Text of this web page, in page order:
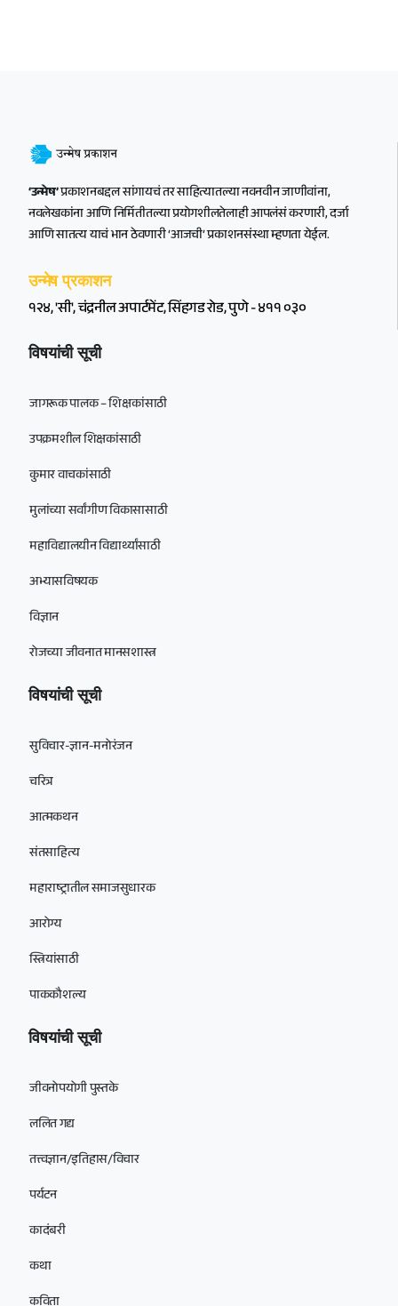
‘उन्मेष’प्रकाशनबद्दल सांगायचं तर साहित्यातल्या नवनवीन जाणीवांना,
नवलेखकांना आणि निर्मितीतल्या प्रयोगशीलतेलाही आपलंसं करणारी, दर्जा
आणि सातत्य याचं भान ठेवणारी ‘आजची’ प्रकाशनसंस्था म्हणता येईल.
उन्मेष प्रकाशन
१२४, 'सी', चंद्रनील अपार्टमेंट, सिंहगड रोड, पुणे - ४११ ०३०
विषयांची सूची
जागरूक पालक – शिक्षकांसाठी
उपक्रमशील शिक्षकांसाठी
कुमार वाचकांसाठी
मुलांच्या सर्वांगीण विकासासाठी
महाविद्यालयीन विद्यार्थ्यांसाठी
अभ्यासविषयक
विज्ञान
रोजच्या जीवनात मानसशास्त्र
विषयांची सूची
सुविचार-ज्ञान-मनोरंजन
चरित्र
आत्मकथन
संतसाहित्य
महाराष्ट्रातील समाजसुधारक
आरोग्य
स्त्रियांसाठी
पाककौशल्य
विषयांची सूची
जीवनोपयोगी पुस्तके
ललित गद्य
तत्त्वज्ञान/इतिहास/विचार
पर्यटन
कादंबरी
कथा